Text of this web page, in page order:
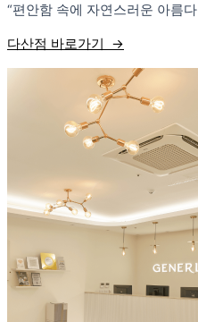
“편안함 속에 자연스러운 아름
다산점 바로가기 →